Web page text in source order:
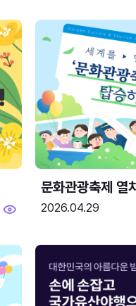
문화관광축제 열
2026.04.29